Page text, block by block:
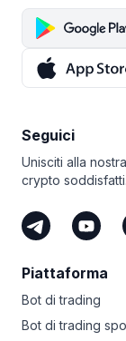
Seguici
Unisciti alla
crypto soddisfatti.
Piattaforma
Bot di trading
Bot di trading